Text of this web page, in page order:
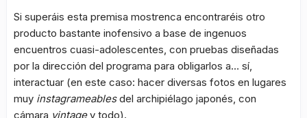
Si superáis esta premisa mostrenca encontraréis otro
producto bastante inofensivo a base de ingenuos
encuentros cuasi-adolescentes, con pruebas diseñadas
por la dirección del programa para obligarlos a… sí,
interactuar (en este caso: hacer diversas fotos en lugares
muy instagrameablesdel archipiélago japonés, con
cámara vintagey todo).